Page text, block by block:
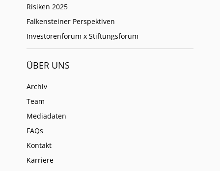
Risiken 2025
Falkensteiner Perspektiven
Investorenforum x Stiftungsforum
ÜBER UNS
Archiv
Team
Mediadaten
FAQs
Kontakt
Karriere